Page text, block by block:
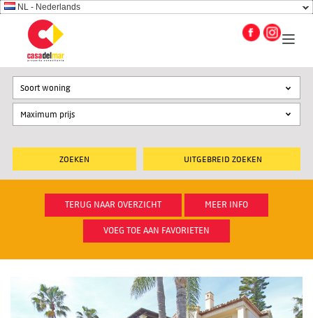
NL - Nederlands
UITGEBREID ZOEKEN
Soort woning
TERUG NAAR OVERZICHT MEER INFO
VOEG TOE AAN FAVORIETEN